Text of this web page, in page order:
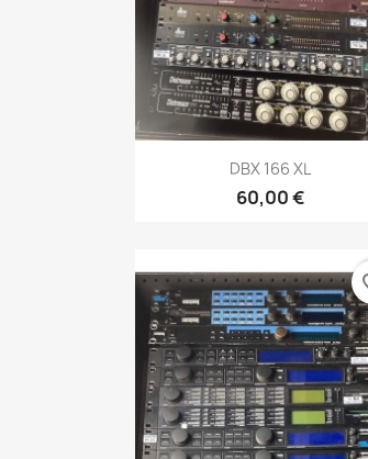
Aperçu rapide
DBX 166 XL
60,00 €